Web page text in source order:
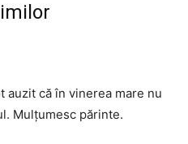
auzit că în vinerea mare nu
Mulţumesc părinte.